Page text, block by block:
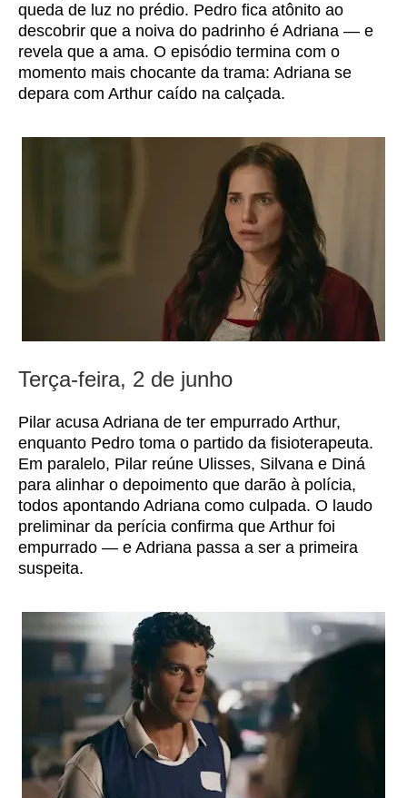
queda de luz no prédio. Pedro fica atônito ao
descobrir que a noiva do padrinho é Adriana — e
revela que a ama. O episódio termina com o
momento mais chocante da trama: Adriana se
depara com Arthur caído na calçada.
Terça-feira, 2 de junho
Pilar acusa Adriana de ter empurrado Arthur,
enquanto Pedro toma o partido da fisioterapeuta.
Em paralelo, Pilar reúne Ulisses, Silvana e Diná
para alinhar o depoimento que darão à polícia,
todos apontando Adriana como culpada. O laudo
preliminar da perícia confirma que Arthur foi
empurrado — e Adriana passa a ser a primeira
suspeita.